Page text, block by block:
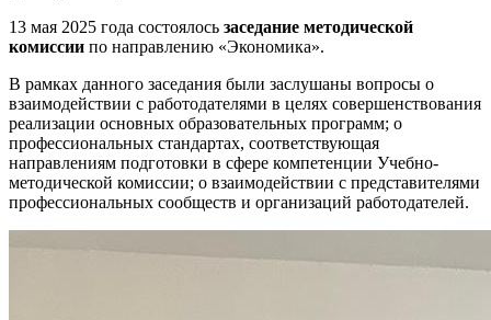
13 мая 2025 года состоялось заседание методической
комиссии по направлению «Экономика».
В рамках данного заседания были заслушаны вопросы о
взаимодействии с работодателями в целях совершенствования
реализации основных образовательных программ; о
профессиональных стандартах, соответствующая
направлениям подготовки в сфере компетенции Учебно-
методической комиссии; о взаимодействии с представителями
профессиональных сообществ и организаций работодателей.